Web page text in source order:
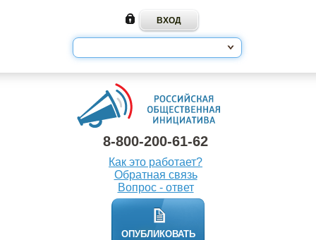
8-800-200-61-62
Как это работает?
Обратная связь
Вопрос - ответ
ОПУБЛИКОВАТЬ